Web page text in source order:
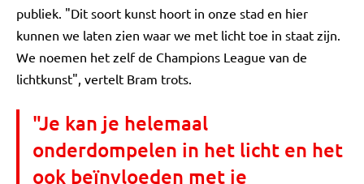
publiek. "Dit soort kunst hoort in onze stad en hier
kunnen we laten zien waar we met licht toe in staat zijn.
We noemen het zelf de Champions League van de
lichtkunst", vertelt Bram trots.
"Je kan je helemaal
onderdompelen in het licht en het
ook beïnvloeden met je